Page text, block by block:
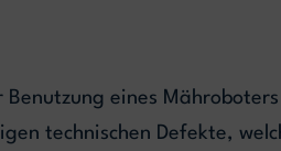
eines
technischen Defekte,